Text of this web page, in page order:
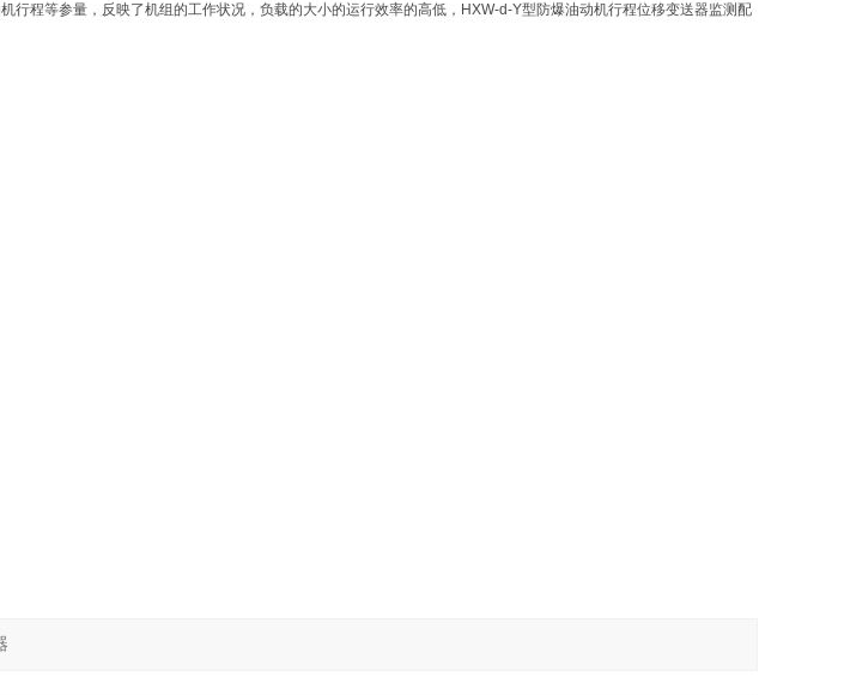
行程等参量，反映了机组的工作状况，负载的大小的运行效率的高低，HXW-d-Y型防爆油动机行程位移变送器监测配